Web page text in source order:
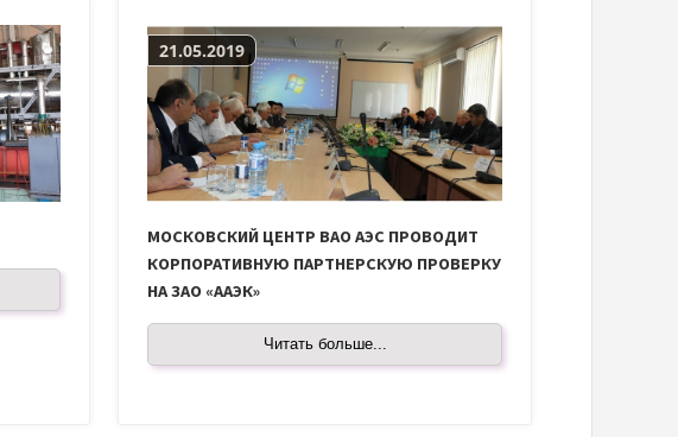
21.05.2019
МОСКОВСКИЙ ЦЕНТР ВАО АЭС ПРОВОДИТ
КОРПОРАТИВНУЮ ПАРТНЕРСКУЮ ПРОВЕРКУ
НА ЗАО «ААЭК»
Читать больше...